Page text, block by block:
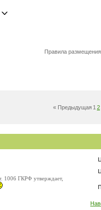
Правила
« Предыдущая 1 2
1006 ГКРФ утверждает,